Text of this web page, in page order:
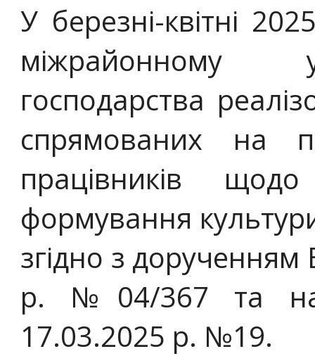
У березні-квітні
міжрайонному
господарства
спрямованих на
працівників
формування
згідно з
р. №04/367 та
17.03.2025 р. №19.